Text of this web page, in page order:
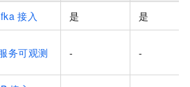
接入 是 是
务可观测 - -